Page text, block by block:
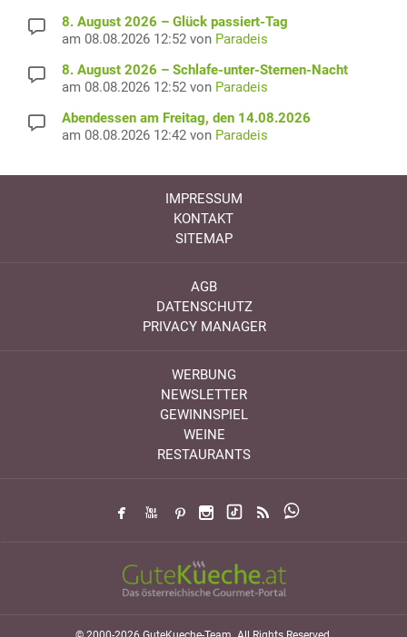
8. August 2026 – Glück passiert-Tag
am 08.08.2026 12:52 von Paradeis
8. August 2026 – Schlafe-unter-Sternen-Nacht
am 08.08.2026 12:52 von Paradeis
Abendessen am Freitag, den 14.08.2026
am 08.08.2026 12:42 von Paradeis
IMPRESSUM
KONTAKT
SITEMAP
AGB
DATENSCHUTZ
PRIVACY MANAGER
WERBUNG
NEWSLETTER
GEWINNSPIEL
WEINE
RESTAURANTS